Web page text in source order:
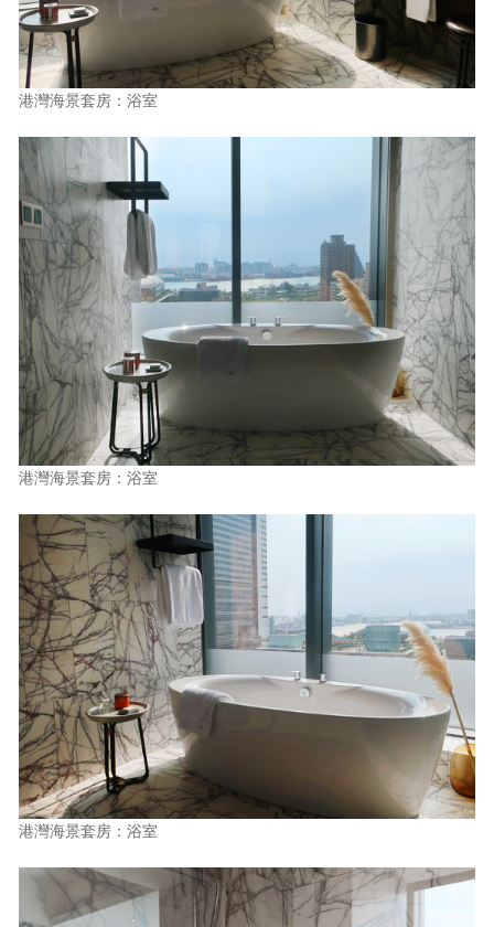
港灣海景套房：浴室
港灣海景套房：浴室
港灣海景套房：浴室